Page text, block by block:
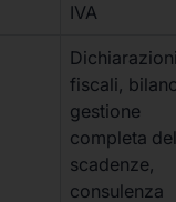
IVA
Dichiarazioni
fiscali,
gestione
completa
scadenze,
consulenza